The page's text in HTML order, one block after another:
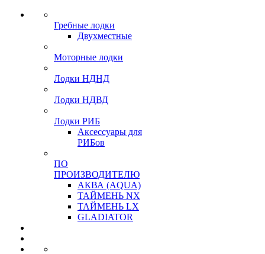
Гребные лодки
Двухместные
Моторные лодки
Лодки НДНД
Лодки НДВД
Лодки РИБ
Аксессуары для
РИБов
ПО
ПРОИЗВОДИТЕЛЮ
АКВА (AQUA)
ТАЙМЕНЬ NX
ТАЙМЕНЬ LX
GLADIATOR